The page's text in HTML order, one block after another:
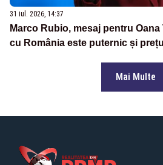
31 iul. 2026, 14:37
Marco Rubio, mesaj pentru Oana
cu România este puternic și
Mai Multe